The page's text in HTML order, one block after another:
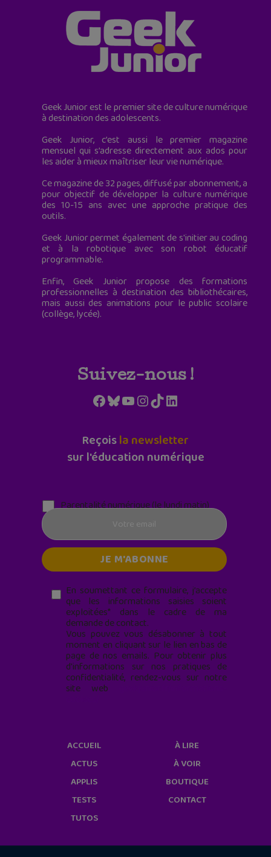
Geek Junior est le premier site de culture numérique
à destination des adolescents.
Geek Junior, c’est aussi le premier magazine
mensuel qui s’adresse directement aux ados pour
les aider à mieux maîtriser leur vie numérique.
Ce magazine de 32 pages, diffusé par abonnement, a
pour objectif de développer la culture numérique
des 10-15 ans avec une approche pratique des
outils.
Geek Junior permet également de s'initier au coding
et à la robotique avec son robot éducatif
programmable.
Enfin, Geek Junior propose des formations
professionnelles à destination des bibliothécaires,
mais aussi des animations pour le public scolaire
(collège, lycée).
Suivez-nous !
Facebook
Bluesky
YouTube
Instagram
TikTokLinkedIn
Reçoisla newsletter
sur l'éducation numérique
Parentalité numérique (le lundi matin)
En soumettant ce formulaire, j’accepte
que les informations saisies soient
exploitées* dans le cadre de ma
demande de contact.
Vous pouvez vous désabonner à tout
moment en cliquant sur le lien en bas de
page de nos emails. Pour obtenir plus
d'informations sur nos pratiques de
confidentialité, rendez-vous sur notre
site web
ACCUEIL
ACTUS
APPLIS
TESTS
TUTOS
À LIRE
À VOIR
BOUTIQUE
CONTACT